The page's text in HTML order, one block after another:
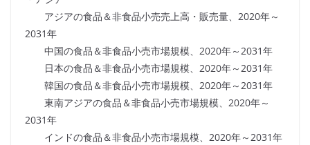
アジアの食品＆非食品小売売上高・販売量、2020年～
2031年
中国の食品＆非食品小売市場規模、2020年～2031年
日本の食品＆非食品小売市場規模、2020年～2031年
韓国の食品＆非食品小売市場規模、2020年～2031年
東南アジアの食品＆非食品小売市場規模、2020年～
2031年
インドの食品＆非食品小売市場規模、2020年～2031年